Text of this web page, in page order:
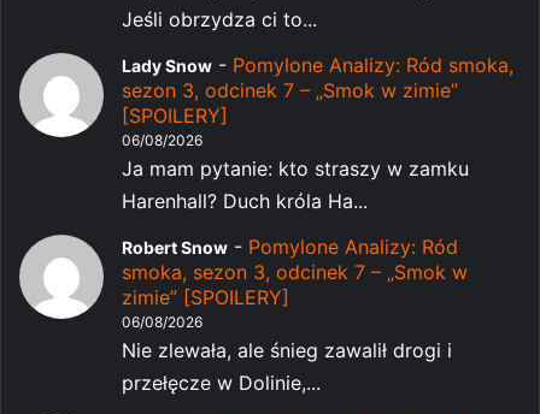
Jeśli obrzydza ci to...
Lady Snow - Pomylone Analizy: Ród smoka,
sezon 3, odcinek 7 – „Smok w zimie”
[SPOILERY]
06/08/2026
Ja mam pytanie: kto straszy w zamku
Harenhall? Duch króla Ha...
Robert Snow - Pomylone Analizy: Ród
smoka, sezon 3, odcinek 7 – „Smok w
zimie” [SPOILERY]
06/08/2026
Nie zlewała, ale śnieg zawalił drogi i
przełęcze w Dolinie,...